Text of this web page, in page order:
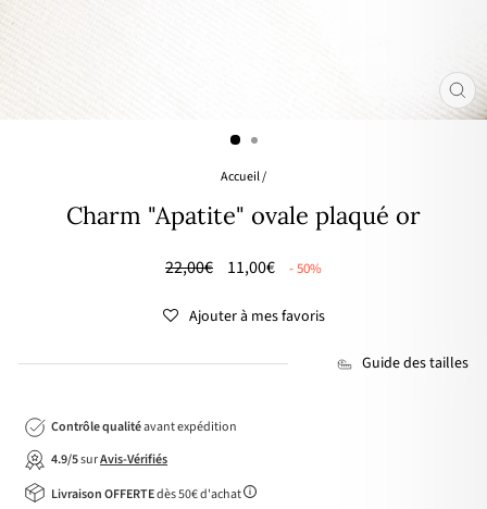
Accueil/
Charm "Apatite" ovale plaqué or
Prix
22,00€
🌸
11,00€ - 50%
Ajouter à mes favoris
Guide des tailles
Contrôle qualitéavant expédition
4.9/5surAvis-Vérifiés
Livraison OFFERTEdès 50€ d'achat